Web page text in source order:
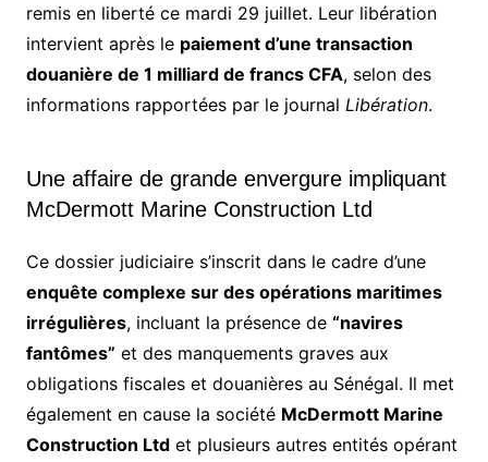
remis en liberté ce mardi 29 juillet. Leur libération
intervient après le paiement d’une transaction
douanière de 1 milliard de francs CFA, selon des
informations rapportées par le journal Libération.
Une affaire de grande envergure impliquant
McDermott Marine Construction Ltd
Ce dossier judiciaire s’inscrit dans le cadre d’une
enquête complexe sur des opérations maritimes
irrégulières, incluant la présence de “navires
fantômes” et des manquements graves aux
obligations fiscales et douanières au Sénégal. Il met
également en cause la société McDermott Marine
Construction Ltdet plusieurs autres entités opérant